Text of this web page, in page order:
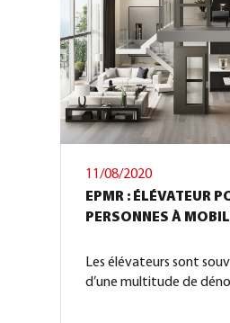
11/08/2020
EPMR : ÉLÉVATEUR
PERSONNES À
Les élévateurs sont
d’une multitude de